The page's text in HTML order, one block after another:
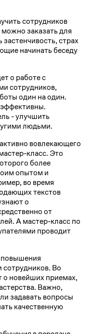
сотрудников
можно заказать для
застенчивость, страх
начинать беседу
о работе с
сотрудников,
один на один.
- улучшить
людьми.
вовлекающего
класс. Это
более
опытом и
во время
текстов
о
от
А мастер-класс по
проводит
сотрудников. Во
о новейших приемах,
Важно,
задавать вопросы
качественную